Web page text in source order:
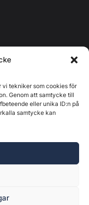
vi tekniker som cookies för
Genom att samtycke till
eller unika ID:n på
samtycke kan
556625-6425 -
på denna
Ange källa vid citering.
och cookies